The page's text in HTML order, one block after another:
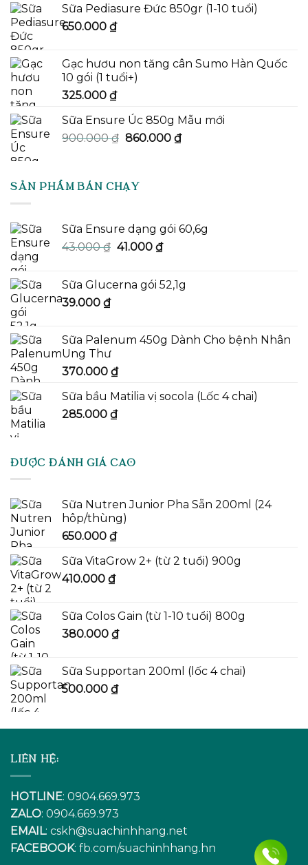
Sữa Pediasure Đức 850gr (1-10 tuổi)
650.000 ₫
Gạc hươu non tăng cân Sumo Hàn Quốc
10 gói (1 tuổi+)
325.000 ₫
Sữa Ensure Úc 850g Mẫu mới
900.000₫ Giá
900.000 ₫.
860.000 ₫Giá
SẢN PHẨM BÁN CHẠY
Sữa Ensure dạng gói 60,6g
43.000₫ Giá
43.000 ₫.
41.000 ₫Giá
là:
Sữa Glucerna gói 52,1g
39.000 ₫
Sữa Palenum 450g Dành Cho bệnh Nhân
Ung Thư
370.000 ₫
Sữa bầu Matilia vị socola (Lốc 4 chai)
285.000 ₫
ĐƯỢC ĐÁNH GIÁ CAO
Sữa Nutren Junior Pha Sẵn 200ml (24
hôp/thùng)
650.000 ₫
Sữa VitaGrow 2+ (từ 2 tuổi) 900g
410.000 ₫
Sữa Colos Gain (từ 1-10 tuổi) 800g
380.000 ₫
Sữa Supportan 200ml (lốc 4 chai)
500.000 ₫
LIÊN HỆ:
HOTLINE: 0904.669.973
ZALO: 0904.669.973
EMAIL: cskh@suachinhhang.net
FACEBOOK: fb.com/suachinhhang.hn